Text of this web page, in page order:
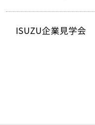
ISUZU企業見学会